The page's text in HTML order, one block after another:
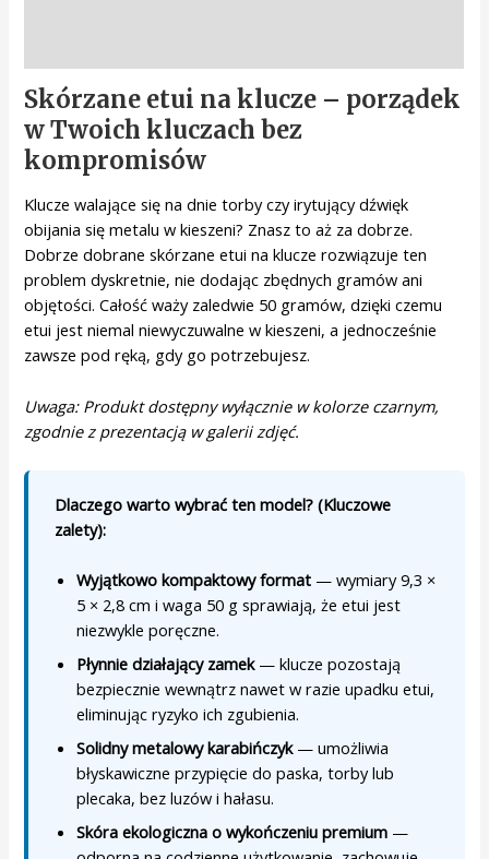
Skórzane etui na klucze – porządek
w Twoich kluczach bez
kompromisów
Klucze walające się na dnie torby czy irytujący dźwięk
obijania się metalu w kieszeni? Znasz to aż za dobrze.
Dobrze dobrane skórzane etui na klucze rozwiązuje ten
problem dyskretnie, nie dodając zbędnych gramów ani
objętości. Całość waży zaledwie 50 gramów, dzięki czemu
etui jest niemal niewyczuwalne w kieszeni, a jednocześnie
zawsze pod ręką, gdy go potrzebujesz.
Uwaga: Produkt dostępny wyłącznie w kolorze czarnym,
zgodnie z prezentacją w galerii zdjęć.
Dlaczego warto wybrać ten model? (Kluczowe
zalety):
Wyjątkowo kompaktowy format — wymiary 9,3 ×
5 × 2,8 cm i waga 50 g sprawiają, że etui jest
niezwykle poręczne.
Płynnie działający zamek— klucze pozostają
bezpiecznie wewnątrz nawet w razie upadku etui,
eliminując ryzyko ich zgubienia.
Solidny metalowy karabińczyk— umożliwia
błyskawiczne przypięcie do paska, torby lub
plecaka, bez luzów i hałasu.
Skóra ekologiczna o wykończeniu premium —